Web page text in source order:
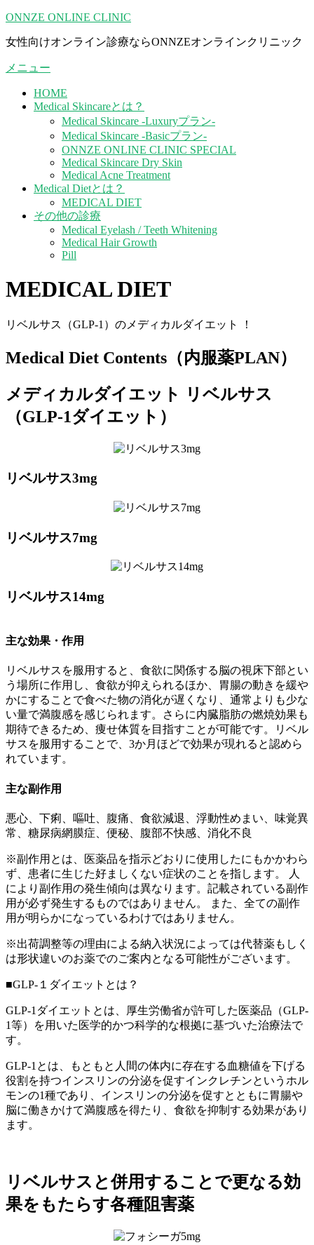
コ
テ
ン
ツ
ONNZE ONLINE CLINIC
女性向けオンライン診療ならONNZEオンラインクリニック
メニュー
HOME
Medical Skincareとは？
Medical Skincare -Luxuryプラン-
Medical Skincare -Basicプラン-
ONNZE ONLINE CLINIC SPECIAL
Medical Skincare Dry Skin
Medical Acne Treatment
Medical Dietとは？
MEDICAL DIET
その他の診療
Medical Eyelash / Teeth Whitening
Medical Hair Growth
Pill
MEDICAL DIET
リベルサス（GLP-1）のメディカルダイエット ！
Medical Diet Contents（内服薬PLAN）
メディカルダイエット リベルサス
（GLP-1ダイエット）
リベルサス3mg
リベルサス7mg
リベルサス14mg
主な効果・作用
リベルサスを服用すると、食欲に関係する脳の視床下部とい
う場所に作用し、食欲が抑えられるほか、胃腸の動きを緩や
かにすることで食べた物の消化が遅くなり、通常よりも少な
い量で満腹感を感じられます。さらに内臓脂肪の燃焼効果も
期待できるため、痩せ体質を目指すことが可能です。リベル
サスを服用することで、3か月ほどで効果が現れると認めら
れています。
主な副作用
悪心、下痢、嘔吐、腹痛、食欲減退、浮動性めまい、味覚異
常、糖尿病網膜症、便秘、腹部不快感、消化不良
※副作用とは、医薬品を指示どおりに使用したにもかかわら
ず、患者に生じた好ましくない症状のことを指します。 人
により副作用の発生傾向は異なります。記載されている副作
用が必ず発生するものではありません。 また、全ての副作
用が明らかになっているわけではありません。
※出荷調整等の理由による納入状況によっては代替薬もしく
は形状違いのお薬でのご案内となる可能性がございます。
■GLP-１ダイエットとは？
GLP-1ダイエットとは、厚生労働省が許可した医薬品（GLP-
1等）を用いた医学的かつ科学的な根拠に基づいた治療法で
す。
GLP-1とは、もともと人間の体内に存在する血糖値を下げる
役割を持つインスリンの分泌を促すインクレチンというホル
モンの1種であり、インスリンの分泌を促すとともに胃腸や
脳に働きかけて満腹感を得たり、食欲を抑制する効果があり
ます。
リベルサスと併用することで更なる効
果をもたらす各種阻害薬